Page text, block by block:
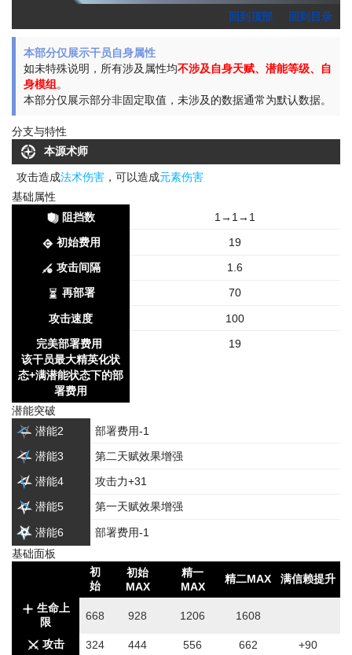
回到顶部 回到目录
本部分仅展示干员自身属性
如未特殊说明，所有涉及属性均不涉及自身天赋、潜能等级、自
身模组。
本部分仅展示部分非固定取值，未涉及的数据通常为默认数据。
分支与特性
本源术师
攻击造成法术伤害，可以造成元素伤害
基础属性
阻挡数
1→1→1
初始费用 19
攻击间隔 1.6
再部署 70
攻击速度 100
完美部署费用
该干员最大精英化状
态+满潜能状态下的部
署费用
19
潜能突破
潜能2
部署费用-1
潜能3 第二天赋效果增强
潜能4 攻击力+31
潜能5 第一天赋效果增强
潜能6
部署费用-1
基础面板
初
始
初始
MAX
精一
MAX
精二MAX 满信赖提升
生命上
限
668 928 1206 1608
攻击 324 444 556 662
+90